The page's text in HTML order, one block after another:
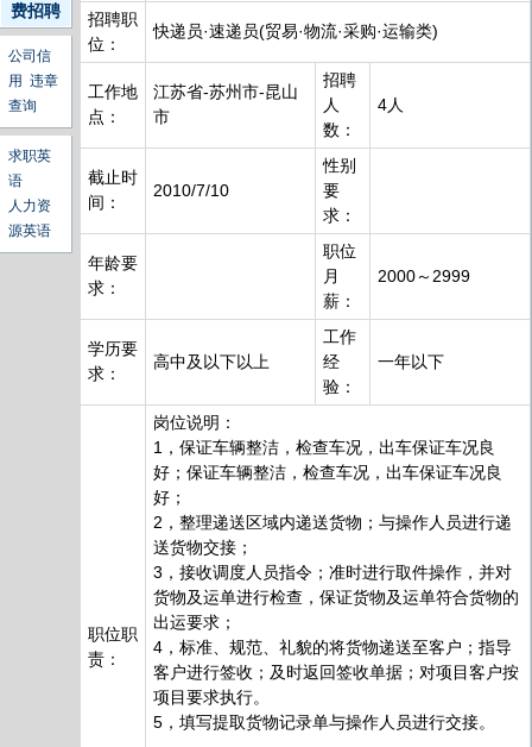
费招聘
公司信
用 违章
查询
求职英
语
人力资
源英语
招聘职
位：
快递员·速递员(贸易·物流·采购·运输类)
工作地
点：
江苏省-苏州市-昆山
市
招聘
人
数：
4人
截止时
间：
2010/7/10
性别
要
求：
年龄要
求：
职位
月
薪：
2000～2999
学历要
求：
高中及以下以上
工作
经
验：
一年以下
职位职
责：
岗位说明：
1，保证车辆整洁，检查车况，出车保证车况良
好；保证车辆整洁，检查车况，出车保证车况良
好；
2，整理递送区域内递送货物；与操作人员进行递
送货物交接；
3，接收调度人员指令；准时进行取件操作，并对
货物及运单进行检查，保证货物及运单符合货物的
出运要求；
4，标准、规范、礼貌的将货物递送至客户；指导
客户进行签收；及时返回签收单据；对项目客户按
项目要求执行。
5，填写提取货物记录单与操作人员进行交接。